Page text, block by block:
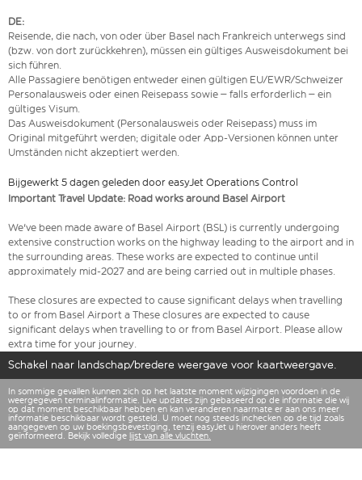
DE:
Reisende, die nach, von oder über Basel nach Frankreich unterwegs sind
(bzw. von dort zurückkehren), müssen ein gültiges Ausweisdokument bei
sich führen.
Alle Passagiere benötigen entweder einen gültigen EU/EWR/Schweizer
Personalausweis oder einen Reisepass sowie – falls erforderlich – ein
gültiges Visum.
Das Ausweisdokument (Personalausweis oder Reisepass) muss im
Original mitgeführt werden; digitale oder App-Versionen können unter
Umständen nicht akzeptiert werden.
Bijgewerkt 5 dagen geleden door easyJet Operations Control
Important Travel Update: Road works around Basel Airport
We've been made aware of Basel Airport (BSL) is currently undergoing
extensive construction works on the highway leading to the airport and in
the surrounding areas. These works are expected to continue until
approximately mid-2027 and are being carried out in multiple phases.
These closures are expected to cause significant delays when travelling
to or from Basel Airport a These closures are expected to cause
significant delays when travelling to or from Basel Airport. Please allow
extra time for your journey.
Schakel naar landschap/bredere weergave voor kaartweergave.
In sommige gevallen kunnen zich op het laatste moment wijzigingen voordoen in de
weergegeven terminalinformatie. Live updates zijn gebaseerd op de informatie die wij
op dat moment beschikbaar hebben en kan veranderen naarmate er aan ons meer
informatie beschikbaar wordt gesteld. U moet nog steeds inchecken op de tijd zoals
aangegeven op uw boekingsbevestiging, tenzij easyJet u hierover anders heeft
geïnformeerd. Bekijk volledige lijst van alle vluchten.